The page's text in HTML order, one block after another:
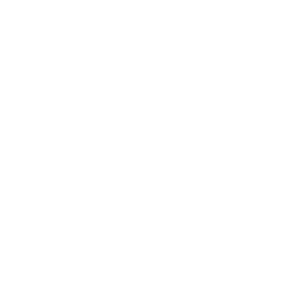
了承ください。
をご了承くださ
です。
ず変更すること
) : 1000ppm、
、